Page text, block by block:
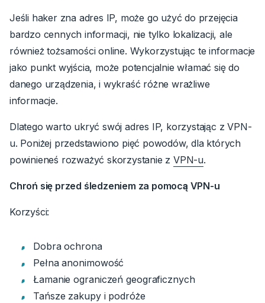
Jeśli haker zna adres IP, może go użyć do przejęcia
bardzo cennych informacji, nie tylko lokalizacji, ale
również tożsamości online. Wykorzystując te informacje
jako punkt wyjścia, może potencjalnie włamać się do
danego urządzenia, i wykraść różne wrażliwe
informacje.
Dlatego warto ukryć swój adres IP, korzystając z VPN-
u. Poniżej przedstawiono pięć powodów, dla których
powinieneś rozważyć skorzystanie z VPN-u.
Chroń się przed śledzeniem za pomocą VPN-u
Korzyści:
Dobra ochrona
Pełna anonimowość
Łamanie ograniczeń geograficznych
Tańsze zakupy i podróże